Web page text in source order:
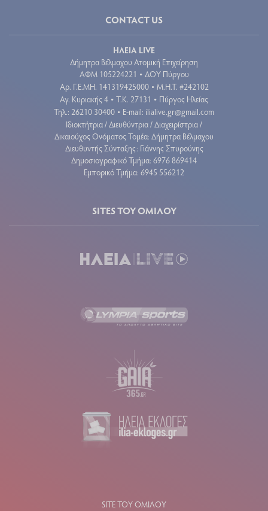
CONTACT US
ΗΛΕΙΑ LIVE
Δήμητρα Βέλμαχου Ατομική Επιχείρηση
ΑΦΜ 105224221 • ΔΟΥ Πύργου
Aρ. Γ.Ε.ΜΗ. 141319425000 • Μ.Η.Τ. #242102
Αγ. Κυριακής 4 • Τ.Κ. 27131 • Πύργος Ηλείας
Τηλ.: 26210 30400 • E-mail: ilialive.gr@gmail.com
Ιδιοκτήτρια / Διευθύντρια / Διαχειρίστρια /
Δικαιούχος Ονόματος Τομέα: Δήμητρα Βέλμαχου
Διευθυντής Σύνταξης: Γιάννης Σπυρούνης
Δημοσιογραφικό Τμήμα: 6976 869414
Εμπορικό Τμήμα: 6945 556212
SITES ΤΟΥ ΟΜΙΛΟΥ
SITE ΤΟΥ ΟΜΙΛΟΥ